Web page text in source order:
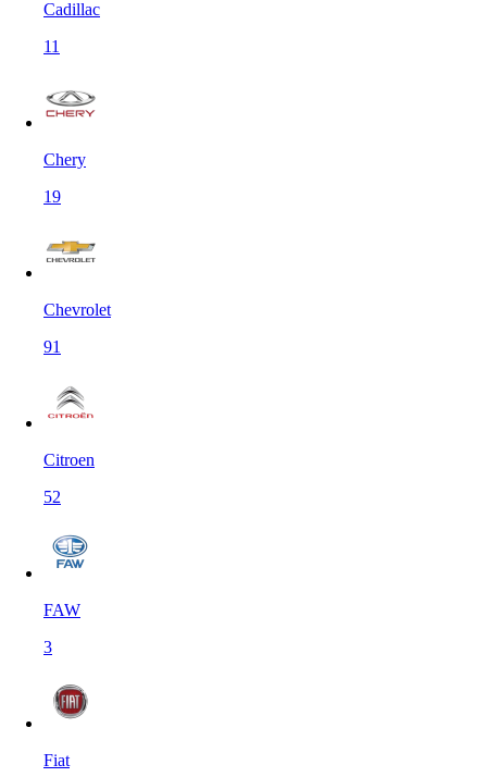
Cadillac
11
Chery
19
Chevrolet
91
Citroen
52
FAW
3
Fiat